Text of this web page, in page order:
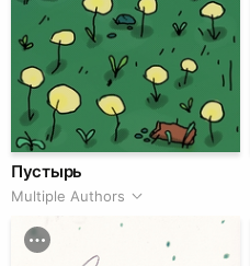
Пустырь
Multiple Authors